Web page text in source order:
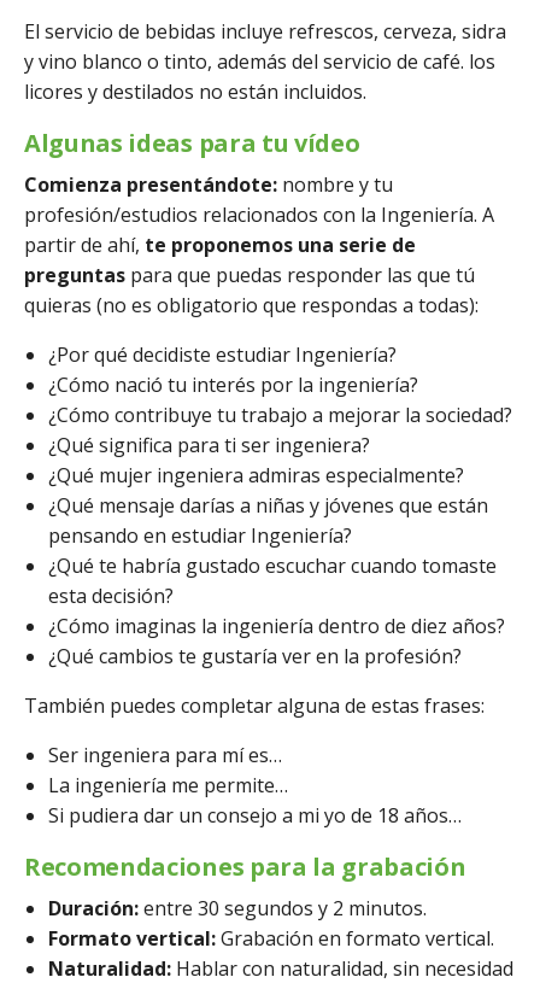
El servicio de bebidas incluye refrescos, cerveza, sidra
y vino blanco o tinto, además del servicio de café. los
licores y destilados no están incluidos.
Algunas ideas para tu vídeo
Comienza presentándote: nombre y tu
profesión/estudios relacionados con la Ingeniería. A
partir de ahí, te proponemos una serie de
preguntas para que puedas responder las que tú
quieras (no es obligatorio que respondas a todas):
¿Por qué decidiste estudiar Ingeniería?
¿Cómo nació tu interés por la ingeniería?
¿Cómo contribuye tu trabajo a mejorar la sociedad?
¿Qué significa para ti ser ingeniera?
¿Qué mujer ingeniera admiras especialmente?
¿Qué mensaje darías a niñas y jóvenes que están
pensando en estudiar Ingeniería?
¿Qué te habría gustado escuchar cuando tomaste
esta decisión?
¿Cómo imaginas la ingeniería dentro de diez años?
¿Qué cambios te gustaría ver en la profesión?
También puedes completar alguna de estas frases:
Ser ingeniera para mí es…
La ingeniería me permite…
Si pudiera dar un consejo a mi yo de 18 años…
Recomendaciones para la grabación
Duración:entre 30 segundos y 2 minutos.
Formato vertical:Grabación en formato vertical.
Naturalidad: Hablar con naturalidad, sin necesidad